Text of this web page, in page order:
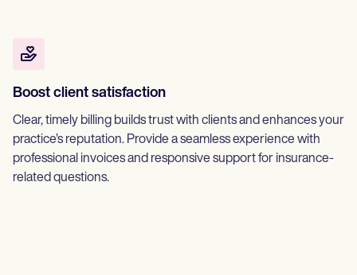
Boost client satisfaction
Clear, timely billing builds trust with clients and enhances your
practice’s reputation. Provide a seamless experience with
professional invoices and responsive support for insurance-
related questions.